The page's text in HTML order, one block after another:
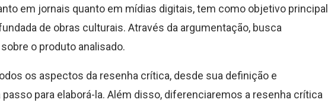
em jornais quanto em mídias digitais, tem como objetivo principal
de obras culturais. Através da argumentação, busca
o produto analisado.
os aspectos da resenha crítica, desde sua definição e
para elaborá-la. Além disso, diferenciaremos a resenha crítica